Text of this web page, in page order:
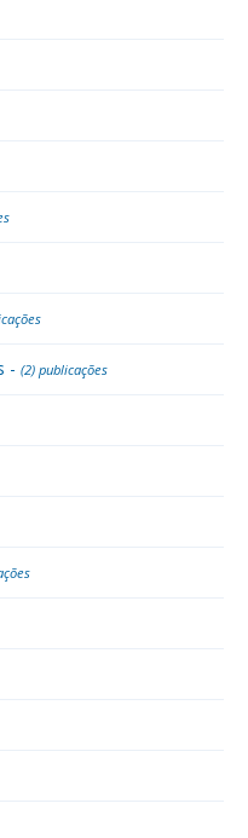
- (2) publicações